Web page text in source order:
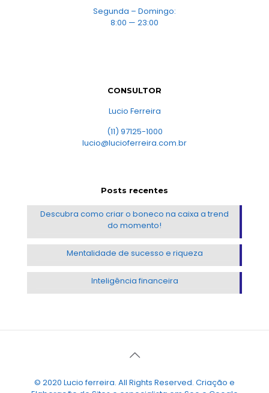
Segunda – Domingo:
8:00 — 23:00
CONSULTOR
Lucio Ferreira
(11) 97125-1000
lucio@lucioferreira.com.br
Posts recentes
Descubra como criar o boneco na caixa a trend
do momento!
Mentalidade de sucesso e riqueza
Inteligência financeira
© 2020 Lucio ferreira. All Rights Reserved. Criação e